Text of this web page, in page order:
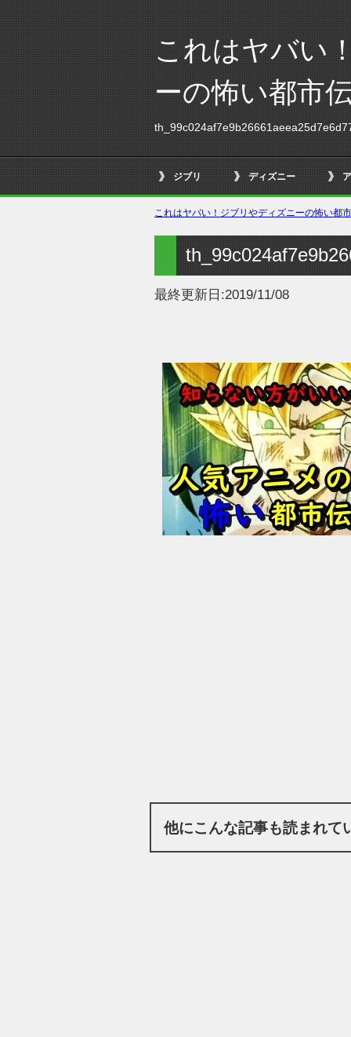
これはヤバい
ーの怖い都市
ジブリ ディズニー
これはヤバい！ジブリやディズニーの怖い都
最終更新日:2019/11/08
他にこんな記事も読まれて